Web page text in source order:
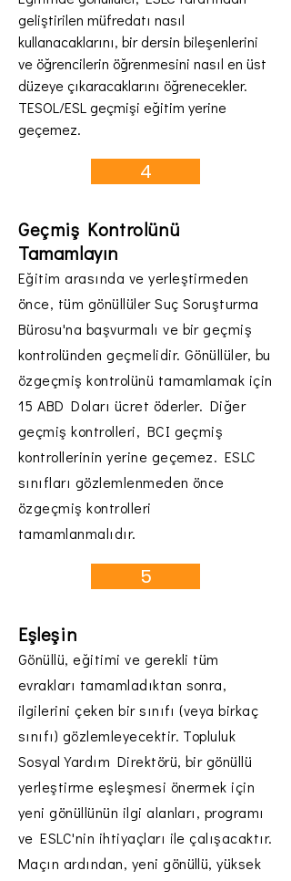
geliştirilen müfredatı nasıl
kullanacaklarını, bir dersin bileşenlerini
ve öğrencilerin öğrenmesini nasıl en üst
düzeye çıkaracaklarını öğrenecekler.
TESOL/ESL geçmişi eğitim yerine
geçemez.
4
Geçmiş Kontrolünü
Tamamlayın
Eğitim arasında ve yerleştirmeden
önce, tüm gönüllüler Suç Soruşturma
Bürosu'na başvurmalı ve bir geçmiş
kontrolünden geçmelidir. Gönüllüler, bu
özgeçmiş kontrolünü tamamlamak için
15 ABD Doları ücret öderler. Diğer
geçmiş kontrolleri, BCI geçmiş
kontrollerinin yerine geçemez. ESLC
sınıfları gözlemlenmeden önce
özgeçmiş kontrolleri
tamamlanmalıdır.
5
Eşleşin
Gönüllü, eğitimi ve gerekli tüm
evrakları tamamladıktan sonra,
ilgilerini çeken bir sınıfı (veya birkaç
sınıfı) gözlemleyecektir. Topluluk
Sosyal Yardım Direktörü, bir gönüllü
yerleştirme eşleşmesi önermek için
yeni gönüllünün ilgi alanları, programı
ve ESLC'nin ihtiyaçları ile çalışacaktır.
Maçın ardından, yeni gönüllü, yüksek